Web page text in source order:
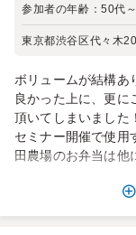
参加者の年齢：50代
東京都渋谷区代々木
ボリュームが結構あ
良かった上に、更に
頂いてしまいました！
セミナー開催で使用
田農場のお弁当は他